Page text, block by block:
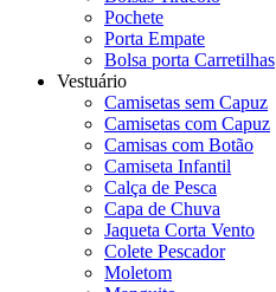
Pochete
Porta Empate
Bolsa porta Carretilhas
Vestuário
Camisetas sem Capuz
Camisetas com Capuz
Camisas com Botão
Camiseta Infantil
Calça de Pesca
Capa de Chuva
Jaqueta Corta Vento
Colete Pescador
Moletom